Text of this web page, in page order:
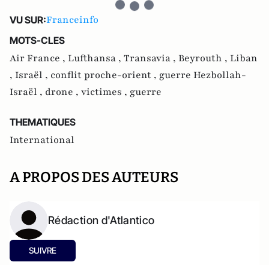
VU SUR:Franceinfo
MOTS-CLES
Air France , Lufthansa , Transavia , Beyrouth , Liban
, Israël , conflit proche-orient , guerre Hezbollah-
Israël , drone , victimes , guerre
THEMATIQUES
International
A PROPOS DES AUTEURS
Rédaction d'Atlantico
SUIVRE